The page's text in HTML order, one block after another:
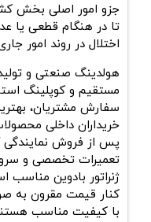
جزو امور اصلی بخش
تا در هنگام قطعی یا
اختلال در روند امور
هولدینگ صنعتی و
مستقیم و کوپلینگ
سفارش مشتریان،
خریداران داخلی
پس از فروش نمایندگی
تعمیرات تخصصی و
ژنراتور بادوین مناسب
کنار قیمت مقرون به
با کیفیت مناسب